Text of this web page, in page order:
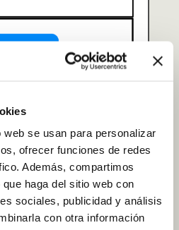
se usan para personalizar
ofrecer funciones de redes
Además, compartimos
haga del sitio web con
sociales, publicidad y análisis
con otra información